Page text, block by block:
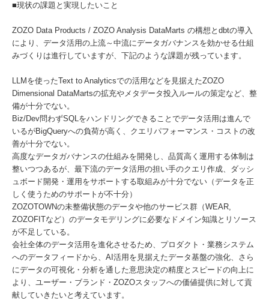
■現状の課題と実現したいこと
ZOZO Data Products / ZOZO Analysis DataMarts の構想とdbtの導入
により、データ活用の上流～中流にデータガバナンスを効かせる仕組
みづくりは進行していますが、下記のような課題が残っています。
LLMを使ったText to Analyticsでの活用などを見据えたZOZO
Dimensional DataMartsの拡充やメタデータ投入ルールの策定など、整
備が十分でない。
Biz/Dev問わずSQLをハンドリングできることでデータ活用は進んで
いるがBigQueryへの負荷が高く、クエリパフォーマンス・コストの改
善が十分でない。
高度なデータガバナンスの仕組みを開発し、品質高く運用する体制は
整いつつあるが、最下流のデータ活用の担い手のクエリ作成、ダッシ
ュボード開発・運用をサポートする取組みが十分でない（データを正
しく使うためのサポートが不十分）
ZOZOTOWNの未整備状態のデータや他のサービス群（WEAR,
ZOZOFITなど）のデータモデリングに必要なドメイン知識とリソース
が不足している。
会社全体のデータ活用を進化させるため、プロダクト・業務システム
へのデータフィードから、AI活用を見据えたデータ基盤の強化、さら
にデータの可視化・分析を通した意思決定の精度とスピードの向上に
より、ユーザー・ブランド・ZOZOスタッフへの価値提供に対して貢
献していきたいと考えています。